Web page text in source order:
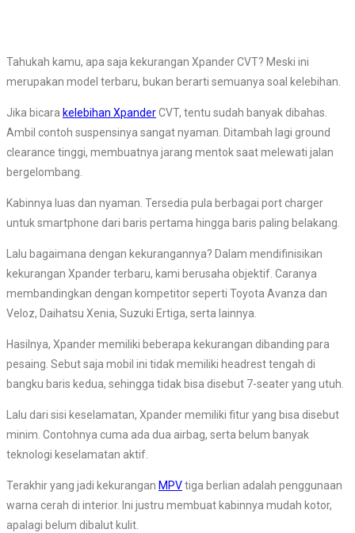
Tahukah kamu, apa saja kekurangan Xpander CVT? Meski ini
merupakan model terbaru, bukan berarti semuanya soal kelebihan.
Jika bicara kelebihan XpanderCVT, tentu sudah banyak dibahas.
Ambil contoh suspensinya sangat nyaman. Ditambah lagi ground
clearance tinggi, membuatnya jarang mentok saat melewati jalan
bergelombang.
Kabinnya luas dan nyaman. Tersedia pula berbagai port charger
untuk smartphone dari baris pertama hingga baris paling belakang.
Lalu bagaimana dengan kekurangannya? Dalam mendifinisikan
kekurangan Xpander terbaru, kami berusaha objektif. Caranya
membandingkan dengan kompetitor seperti Toyota Avanza dan
Veloz, Daihatsu Xenia, Suzuki Ertiga, serta lainnya.
Hasilnya, Xpander memiliki beberapa kekurangan dibanding para
pesaing. Sebut saja mobil ini tidak memiliki headrest tengah di
bangku baris kedua, sehingga tidak bisa disebut 7-seater yang utuh.
Lalu dari sisi keselamatan, Xpander memiliki fitur yang bisa disebut
minim. Contohnya cuma ada dua airbag, serta belum banyak
teknologi keselamatan aktif.
Terakhir yang jadi kekurangan MPVtiga berlian adalah penggunaan
warna cerah di interior. Ini justru membuat kabinnya mudah kotor,
apalagi belum dibalut kulit.